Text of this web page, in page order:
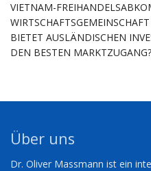
VIETNAM-
BIETET AUSLÄNDISCHEN
DEN BESTEN
Über uns
Dr. Oliver Massmann ist ein